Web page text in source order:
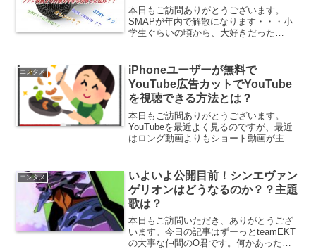
本日もご訪問ありがとうございます。
SMAPが年内で解散になります・・・小
学生ぐらいの頃から、大好きだった
SMAP✕SMAPも今年いっぱいで見られな
くなるし、これからはSM...
エンタメ
iPhoneユーザーが無料で
YouTube広告カットでYouTube
を視聴できる方法とは？
本日もご訪問ありがとうございます。
YouTubeを最近よく見るのですが、最近
はロング動画よりもショート動画が主流
YouTube見てると時間が経つのがあっと
いう間でまさに時間...
エンタメ
いよいよ公開目前！シンエヴァン
ゲリオンはどうなるのか？？主題
歌は？
本日もご訪問いただき、ありがとうござ
います。今日の記事はずーっとteamEKT
の大事な仲間のO君です。何かあったら